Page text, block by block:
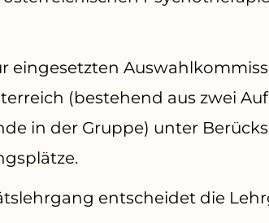
eingesetzten
(bestehend aus zwei
in der Gruppe) unter
entscheidet die